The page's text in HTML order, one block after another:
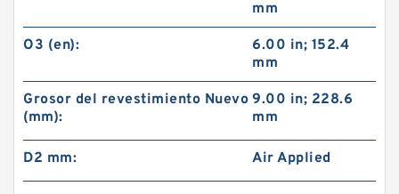
mm
O3 (en):
6.00 in; 152.4
mm
Grosor del revestimiento Nuevo
(mm):
9.00 in; 228.6
mm
D2 mm: Air Applied